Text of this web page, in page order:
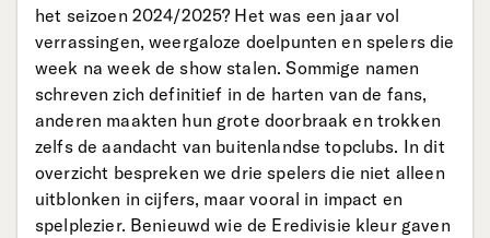
het seizoen 2024/2025? Het was een jaar vol
verrassingen, weergaloze doelpunten en spelers die
week na week de show stalen. Sommige namen
schreven zich definitief in de harten van de fans,
anderen maakten hun grote doorbraak en trokken
zelfs de aandacht van buitenlandse topclubs. In dit
overzicht bespreken we drie spelers die niet alleen
uitblonken in cijfers, maar vooral in impact en
spelplezier. Benieuwd wie de Eredivisie kleur gaven